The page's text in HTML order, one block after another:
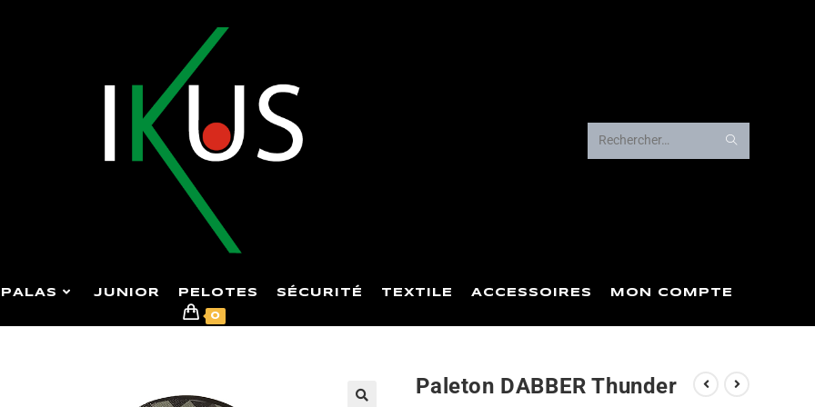
Rechercher
PALAS JUNIOR PELOTES SÉCURITÉ TEXTILE ACCESSOIRES MON COMPTE
0
Paleton DABBER Thunder